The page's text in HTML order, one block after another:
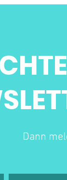
Dann